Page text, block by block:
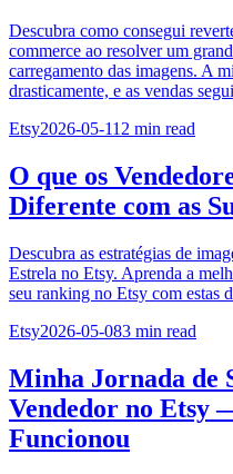
Descubra como consegui
commerce ao resolver um
carregamento das imagens. A
drasticamente, e as vendas
Etsy2026-05-11 2 min read
O que os
Diferente com as
Descubra as estratégias de
Estrela no Etsy. Aprenda a
seu ranking no Etsy com estas
Etsy2026-05-083 min read
Minha Jornada de
Vendedor no Etsy
Funcionou